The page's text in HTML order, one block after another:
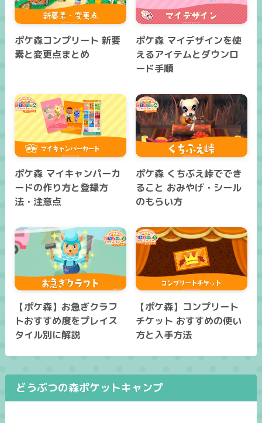
ポケ森コンプリート 新要
素と変更点まとめ
ポケ森 マイデザインを使
えるアイテムとダウンロ
ード手順
ポケ森 マイキャンパーカ
ードの作り方と登録方
法・注意点
ポケ森 くちぶえ峠ででき
ること おみやげ・シール
のもらい方
【ポケ森】お急ぎクラフ
トおすすめ度をプレイス
タイル別に解説
【ポケ森】コンプリート
チケット おすすめの使い
方と入手方法
どうぶつの森ポケットキャンプ